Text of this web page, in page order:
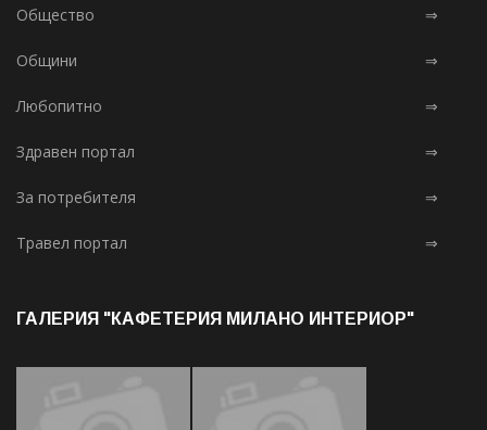
Общество ⇒
Общини ⇒
Любопитно ⇒
Здравен портал ⇒
За потребителя ⇒
Травел портал ⇒
ГАЛЕРИЯ "КАФЕТЕРИЯ МИЛАНО ИНТЕРИОР"